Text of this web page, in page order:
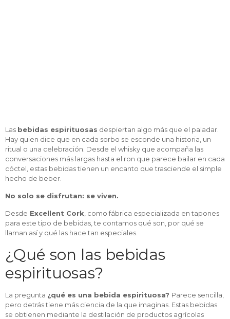
Las bebidas espirituosas despiertan algo más que el paladar.
Hay quien dice que en cada sorbo se esconde una historia, un
ritual o una celebración. Desde el whisky que acompaña las
conversaciones más largas hasta el ron que parece bailar en cada
cóctel, estas bebidas tienen un encanto que trasciende el simple
hecho de beber.
No solo se disfrutan: se viven.
Desde Excellent Cork , como fábrica especializada en tapones
para este tipo de bebidas, te contamos qué son, por qué se
llaman así y qué las hace tan especiales.
¿Qué son las bebidas
espirituosas?
La pregunta ¿qué es una bebida espirituosa? Parece sencilla,
pero detrás tiene más ciencia de la que imaginas. Estas bebidas
se obtienen mediante la destilación de productos agrícolas